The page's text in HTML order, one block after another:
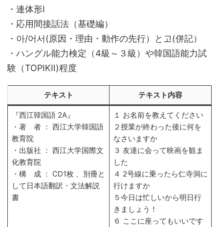
・連体形Ⅰ
・応用間接話法（基礎編）
・아/어서(原因・理由・動作の先行）と고(併記）
・ハングル能力検定（4級～３級）や韓国語能力試
験（TOPIKⅡ)程度
テキスト テキスト内容
『西江韓国語 2A』
・著 者 ： 西江大学韓国語
教育院
・出版社 ： 西江大学国際文
化教育院
・構 成 ： CD1枚 、別冊と
して日本語翻訳・文法解説
書
１ お名前を教えてください
２授業が終わった後に何を
なさいますか
３ 友達に会って映画を観ま
した
４ 2号線に乗ったら仁寺洞に
行けますか
５今日は忙しいから明日行
きましょう！
６ ここに座ってもいいです